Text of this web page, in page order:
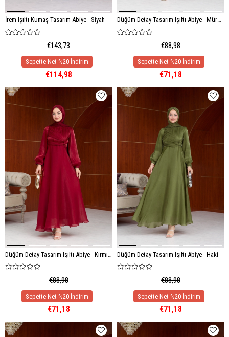
İrem Işıltı Kumaş Tasarım Abiye - Siyah
€143,73
€114,98
Düğüm Detay Tasarım Işıltı Abiye - Mürdüm
€88,98
€71,18
€88,98
€71,18
Düğüm Detay Tasarım Işıltı Abiye - Haki
€88,98
€71,18